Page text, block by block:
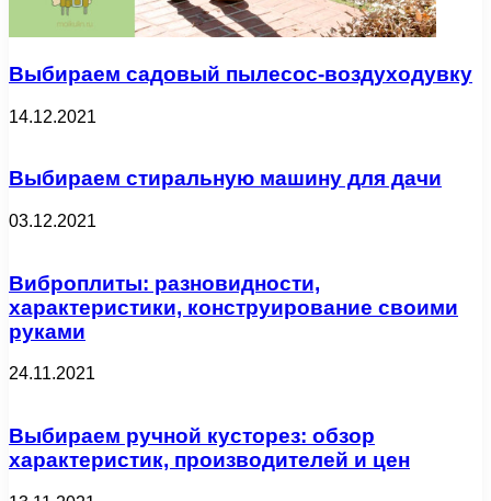
Выбираем садовый пылесос-воздуходувку
14.12.2021
Выбираем стиральную машину для дачи
03.12.2021
Виброплиты: разновидности,
характеристики, конструирование своими
руками
24.11.2021
Выбираем ручной кусторез: обзор
характеристик, производителей и цен